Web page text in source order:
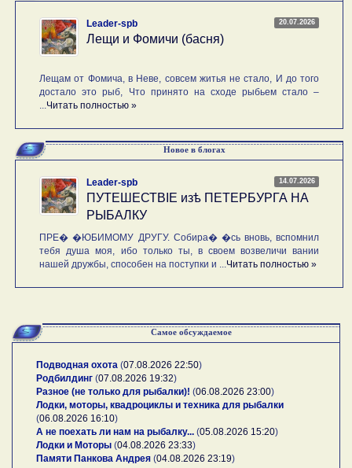
20.07.2026
Leader-spb
Лещи и Фомичи (басня)
Лещам от Фомича, в Неве, совсем житья не стало, И до того
достало это рыб, Что принято на сходе рыбьем стало –
...Читать полностью »
Новое в блогах
14.07.2026
Leader-spb
ПУТЕШЕСТВIE изѣ ПЕТЕРБУРГА НА
РЫБАЛКУ
ПРЕ� �ЮБИМОМУ ДРУГУ. Собира� �сь вновь, вспомнил
тебя душа моя, ибо только ты, в своем возвеличи вании
нашей дружбы, способен на поступки и ...Читать полностью »
Самое обсуждаемое
Подводная охота (07.08.2026 22:50)
Родбилдинг (07.08.2026 19:32)
Разное (не только для рыбалки)! (06.08.2026 23:00)
Лодки, моторы, квадроциклы и техника для рыбалки
(06.08.2026 16:10)
А не поехать ли нам на рыбалку... (05.08.2026 15:20)
Лодки и Моторы (04.08.2026 23:33)
Памяти Панкова Андрея (04.08.2026 23:19)